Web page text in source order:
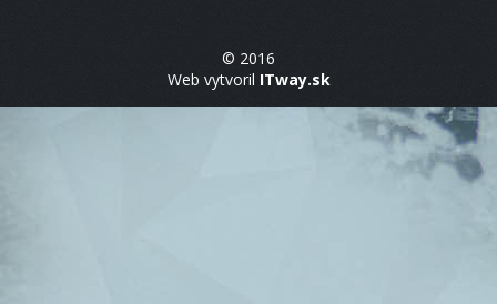
© 2016
Web vytvoril ITway.sk